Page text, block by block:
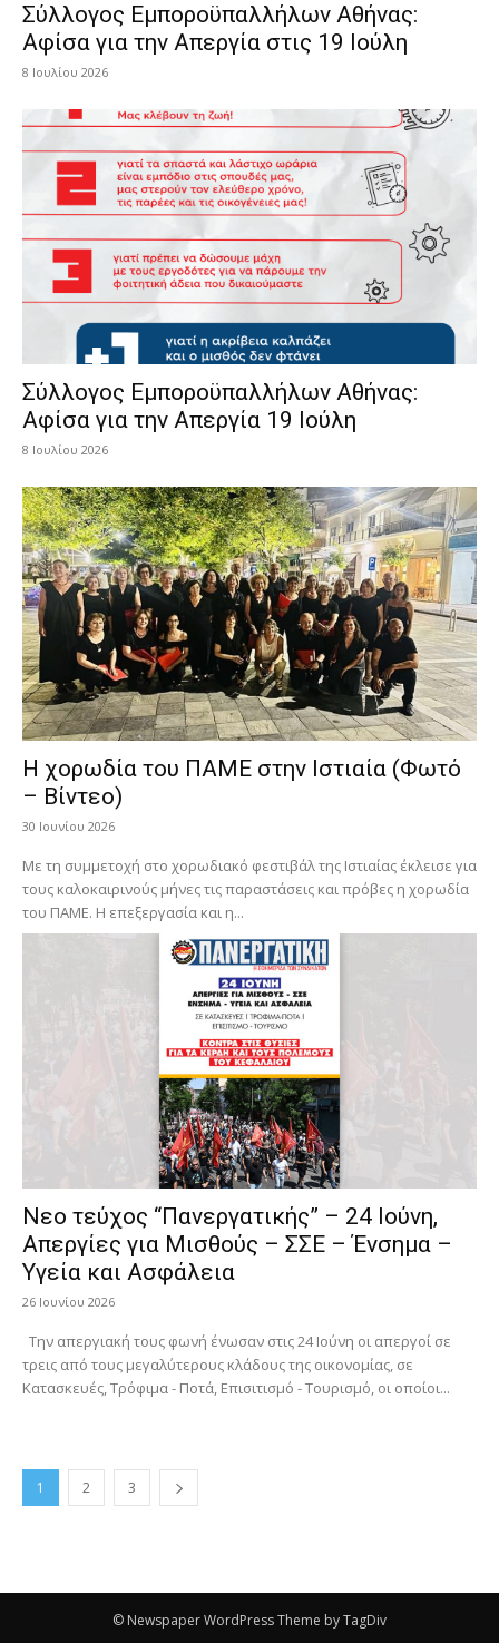
Σύλλογος Εμποροϋπαλλήλων Αθήνας:
Αφίσα για την Απεργία στις 19 Ιούλη
8 Ιουλίου 2026
Σύλλογος Εμποροϋπαλλήλων Αθήνας:
Αφίσα για την Απεργία 19 Ιούλη
8 Ιουλίου 2026
Η χορωδία του ΠΑΜΕ στην Ιστιαία (Φωτό
– Βίντεο)
30 Ιουνίου 2026
Με τη συμμετοχή στο χορωδιακό φεστιβάλ της Ιστιαίας έκλεισε για
τους καλοκαιρινούς μήνες τις παραστάσεις και πρόβες η χορωδία
του ΠΑΜΕ. Η επεξεργασία και η...
Νεο τεύχος “Πανεργατικής” – 24 Ιούνη,
Απεργίες για Μισθούς – ΣΣΕ – Ένσημα –
Υγεία και Ασφάλεια
26 Ιουνίου 2026
Την απεργιακή τους φωνή ένωσαν στις 24 Ιούνη οι απεργοί σε
τρεις από τους μεγαλύτερους κλάδους της οικονομίας, σε
Κατασκευές, Τρόφιμα - Ποτά, Επισιτισμό - Τουρισμό, οι οποίοι...
1 2 3
© Newspaper WordPress Theme by TagDiv